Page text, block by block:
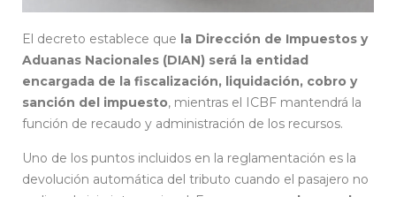
El decreto establece que la Dirección de Impuestos y
Aduanas Nacionales (DIAN) será la entidad
encargada de la fiscalización, liquidación, cobro y
sanción del impuesto, mientras el ICBF mantendrá la
función de recaudo y administración de los recursos.
Uno de los puntos incluidos en la reglamentación es la
devolución automática del tributo cuando el pasajero no